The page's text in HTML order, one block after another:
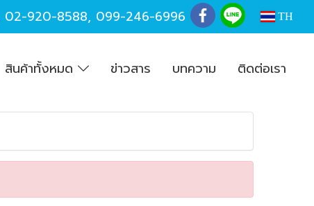
02-920-8588, 099-246-6996 TH
สินค้าทั้งหมด ข่าวสาร บทความ ติดต่อเรา